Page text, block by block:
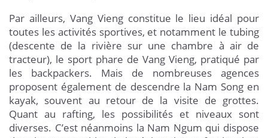
Par ailleurs, Vang Vieng constitue le lieu idéal pour
toutes les activités sportives, et notamment le tubing
(descente de la rivière sur une chambre à air de
tracteur), le sport phare de Vang Vieng, pratiqué par
les backpackers. Mais de nombreuses agences
proposent également de descendre la Nam Song en
kayak, souvent au retour de la visite de grottes.
Quant au rafting, les possibilités et niveaux sont
diverses. C’est néanmoins la Nam Ngum qui dispose